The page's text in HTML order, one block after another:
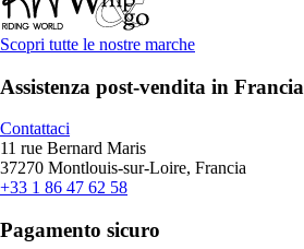
Scopri tutte le nostre marche
Assistenza post-vendita in Francia
Contattaci
11 rue Bernard Maris
37270 Montlouis-sur-Loire, Francia
+33 1 86 47 62 58
Pagamento sicuro